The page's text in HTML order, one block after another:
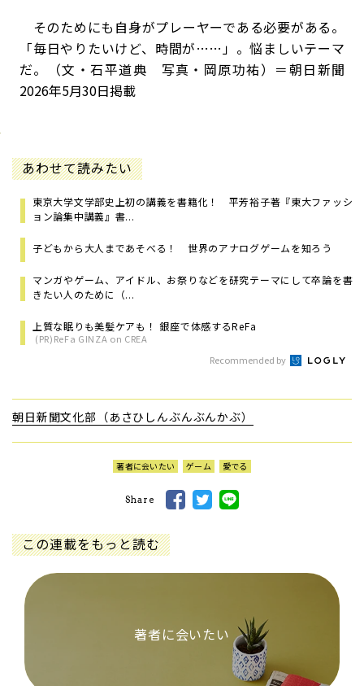
そのためにも自身がプレーヤーである必要がある。
「毎日やりたいけど、時間が……」。悩ましいテーマ
だ。（文・石平道典 写真・岡原功祐）＝朝日新聞
2026年5月30日掲載
あわせて読みたい
東京大学文学部史上初の講義を書籍化！ 平芳裕子著『東大ファッシ
ョン論集中講義』書...
子どもから大人まであそべる！ 世界のアナログゲームを知ろう
マンガやゲーム、アイドル、お祭りなどを研究テーマにして卒論を書
きたい人のために（...
上質な眠りも美髪ケアも！ 銀座で体感するReFa
(PR)ReFa GINZA on CREA
Recommended by
朝日新聞文化部（あさひしんぶんぶんかぶ）
著者に会いたい ゲーム 愛でる
Share
この連載をもっと読む
著者に会いたい